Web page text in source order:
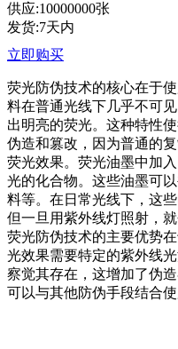
供应:10000000张
发货:7天内
立即购买
荧光防伪技术的核心在于
料在普通光线下几乎不可
出明亮的荧光。这种特性
伪造和篡改，因为普通的
荧光效果。 荧光油墨中加
光的化合物。这些油墨可
料等。在日常光线下，这
但一旦用紫外线灯照射，
荧光防伪技术的主要优势
光效果需要特定的紫外线
察觉其存在，这增加了伪
可以与其他防伪手段结合